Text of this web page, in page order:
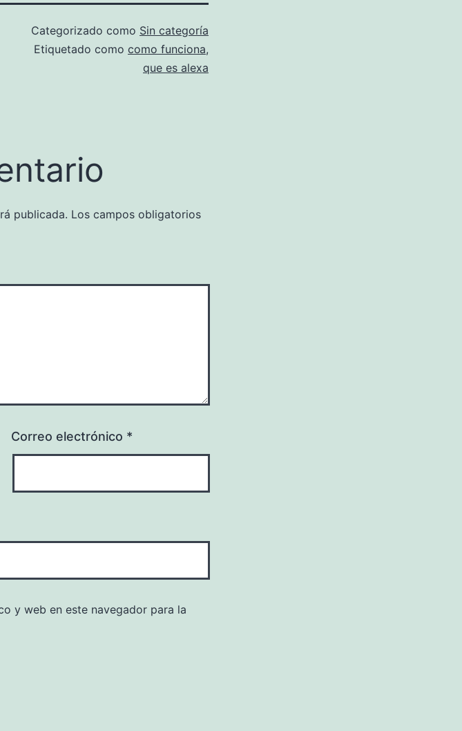
Categorizado como Sin categoría
Etiquetado como como funciona,
que es alexa
publicada. Los campos obligatorios
Correo electrónico *
y web en este navegador para la